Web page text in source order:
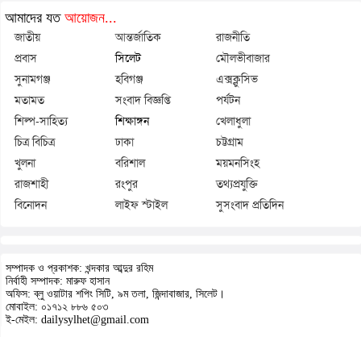
আমাদের যত আয়োজন...
জাতীয় আন্তর্জাতিক
রাজনীতি
প্রবাস
সিলেট
মৌলভীবাজার
সুনামগঞ্জ
হবিগঞ্জ
এক্সক্লুসিভ
মতামত
সংবাদ বিজ্ঞপ্তি
পর্যটন
শিল্প-সাহিত্য
শিক্ষাঙ্গন
খেলাধুলা
চিত্র বিচিত্র
ঢাকা
চট্টগ্রাম
খুলনা
বরিশাল
ময়মনসিংহ
রাজশাহী
রংপুর
তথ্যপ্রযুক্তি
বিনোদন
লাইফ স্টাইল সুসংবাদ প্রতিদিন
সম্পাদক ও প্রকাশক: খন্দকার আব্দুর রহিম
নির্বাহী সম্পাদক: মারুফ হাসান
অফিস: ব্লু ওয়াটার শপিং সিটি, ৯ম তলা, জিন্দাবাজার, সিলেট।
মোবাইল: ০১৭১২ ৮৮৬ ৫০৩
ই-মেইল: dailysylhet@gmail.com